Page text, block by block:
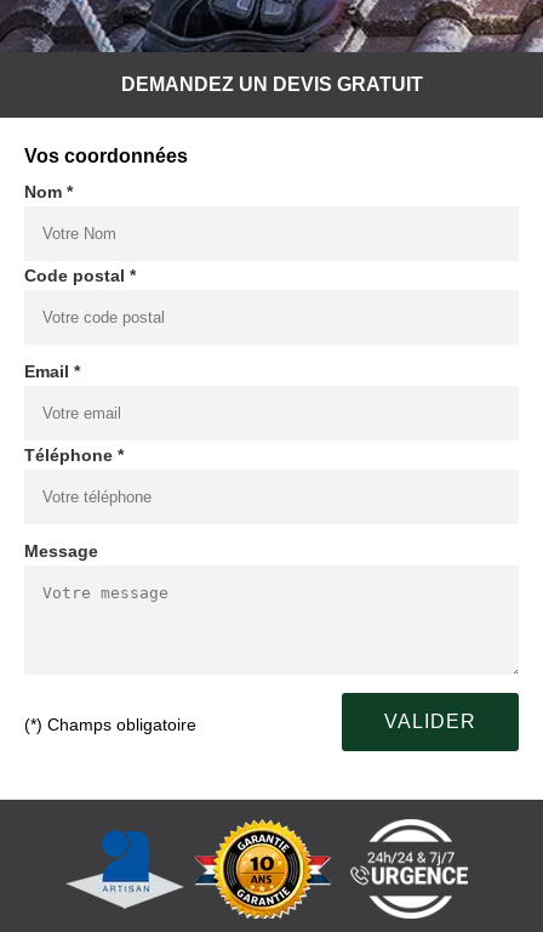
DEMANDEZ UN DEVIS GRATUIT
Vos coordonnées
Nom *
Code postal *
Email *
Téléphone *
Message
(*) Champs obligatoire